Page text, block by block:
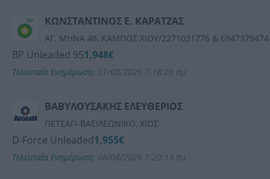
ΚΩΝΣΤΑΝΤΙΝΟΣ Ε. ΚΑΡΑΤΖΑΣ
ΑΓ. ΜΗΝΑ 48, ΚΑΜΠΟΣ ΧΙΟΥ/2271031776 & 6947379474
BP Unleaded 951,948€
Τελευταία Ενημέρωση: 07/08/2026 7:18:20 πμ
ΒΑΒΥΛΟΥΣΑΚΗΣ ΕΛΕΥΘΕΡΙΟΣ
ΠΕΤΣΑΓΙ-ΒΑΣΙΛΕΩΝΙΚΟ, ΧΙΟΣ
D-Force Unleaded1,955€
Τελευταία Ενημέρωση: 08/08/2026 7:20:13 πμ